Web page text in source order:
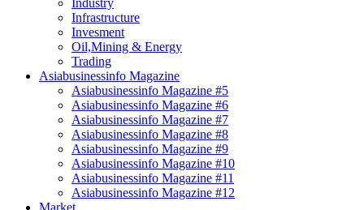
Industry
Infrastructure
Invesment
Oil,Mining & Energy
Trading
Asiabusinessinfo Magazine
Asiabusinessinfo Magazine #5
Asiabusinessinfo Magazine #6
Asiabusinessinfo Magazine #7
Asiabusinessinfo Magazine #8
Asiabusinessinfo Magazine #9
Asiabusinessinfo Magazine #10
Asiabusinessinfo Magazine #11
Asiabusinessinfo Magazine #12
Market